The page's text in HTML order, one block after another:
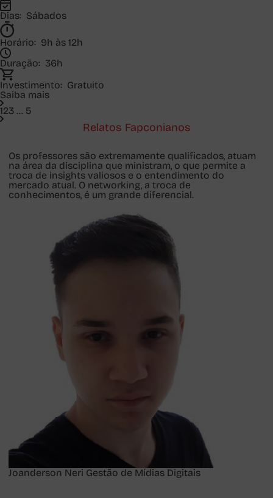
Dias: Sábados
Horário: 9h às 12h
Duração: 36h
Investimento: Gratuito
Saiba mais
123 ... 5
Relatos Fapconianos
Os professores são extremamente qualificados, atuam
na área da disciplina que ministram, o que permite a
troca de insights valiosos e o entendimento do
mercado atual. O networking, a troca de
conhecimentos, é um grande diferencial.
Joanderson Neri Gestão de Mídias Digitais